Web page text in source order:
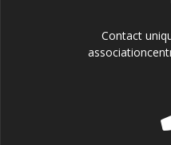
Contact